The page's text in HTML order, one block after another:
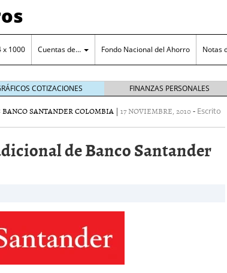
x 1000 Cuentas de… Fondo Nacional del Ahorro Notas
en una cuenta remunerada
COTIZACIONES FINANZAS PERSONALES
SANTANDER COLOMBIA | 17 NOVIEMBRE, 2010- Escrito
de Banco Santander